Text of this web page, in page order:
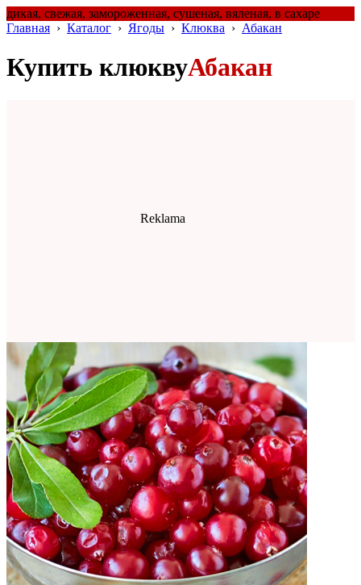
дикая, свежая, замороженная, сушеная, вяленая, в сахаре
Главная › Каталог › Ягоды › Клюква › Абакан
Купить клюквуАбакан